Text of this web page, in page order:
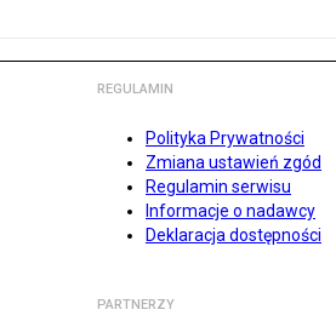
REGULAMIN
Polityka Prywatności
Zmiana ustawień zgód
Regulamin serwisu
Informacje o nadawcy
Deklaracja dostępności
PARTNERZY